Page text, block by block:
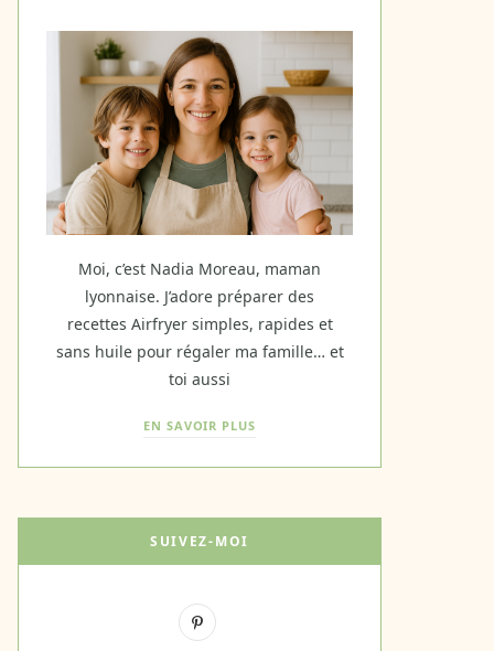
Moi, c’est Nadia Moreau, maman
lyonnaise. J’adore préparer des
recettes Airfryer simples, rapides et
sans huile pour régaler ma famille… et
toi aussi
EN SAVOIR PLUS
SUIVEZ-MOI
P